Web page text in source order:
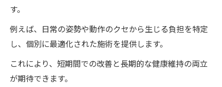
短期間で親指痛みを改善する整体院ワイル
ドボディの施術の特徴
日常を快適にする手のセルフケア術紹介
整体院ワイルドボディのプロが教える親指
す。
例えば、日常の姿勢や動作のクセから生じる負担を特定
し、個別に最適化された施術を提供します。
これにより、短期間での改善と長期的な健康維持の両立
が期待できます。